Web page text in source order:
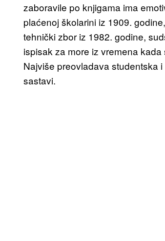
zaboravile po knjigama ima
plaćenoj školarini iz 1909.
tehnički zbor iz 1982. godine,
ispisak za more iz vremena
Najviše preovladava studentska
sastavi.